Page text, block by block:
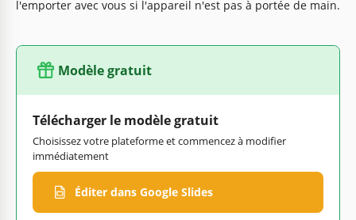
l'emporter avec vous si l'appareil n'est pas à portée de main.
Modèle gratuit
Télécharger le modèle gratuit
Choisissez votre plateforme et commencez à modifier
immédiatement
Éditer dans Google Slides